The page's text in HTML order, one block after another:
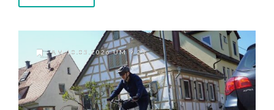
AM 10.05.2026 UM 9:23